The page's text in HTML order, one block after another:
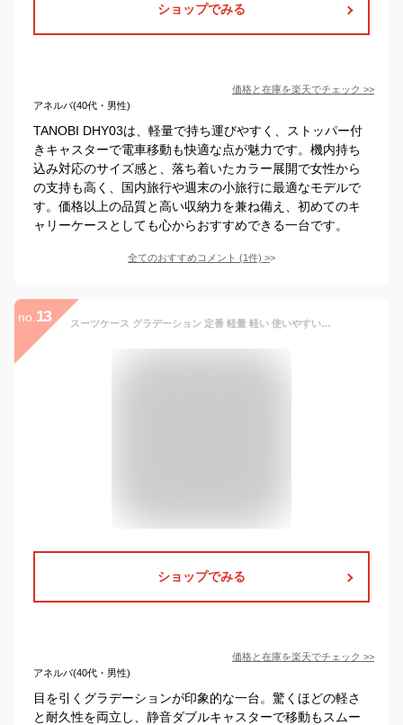
ショップでみる
価格と在庫を楽天でチェック >>
アネルバ(40代・男性)
TANOBI DHY03は、軽量で持ち運びやすく、ストッパー付
きキャスターで電車移動も快適な点が魅力です。機内持ち
込み対応のサイズ感と、落ち着いたカラー展開で女性から
の支持も高く、国内旅行や週末の小旅行に最適なモデルで
す。価格以上の品質と高い収納力を兼ね備え、初めてのキ
ャリーケースとしても心からおすすめできる一台です。
全てのおすすめコメント (1件) >
no. 13 スーツケース グラデーション 定番 軽量 軽い 使いやすい キャリーケース 丈夫 静音 機内持込可 耐衝撃性 フック付き 大容量 カップホルダー付き ダイヤル式ロック 暗証番号 かわいい 可愛い デザイン 旅行 トラベル おしゃれ オシャレ
ショップでみる
価格と在庫を楽天でチェック >>
アネルバ(40代・男性)
目を引くグラデーションが印象的な一台。驚くほどの軽さ
と耐久性を両立し、静音ダブルキャスターで移動もスムー